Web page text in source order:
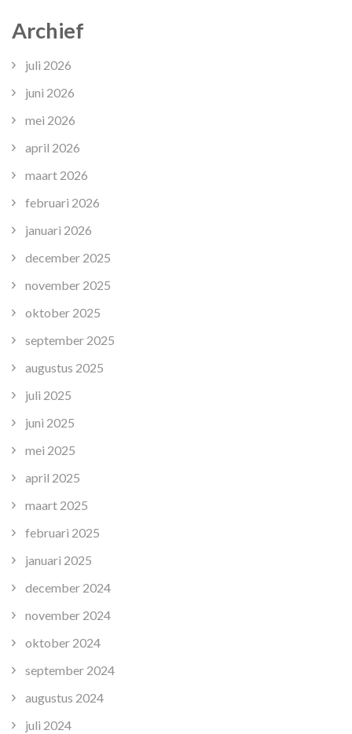
Archief
juli 2026
juni 2026
mei 2026
april 2026
maart 2026
februari 2026
januari 2026
december 2025
november 2025
oktober 2025
september 2025
augustus 2025
juli 2025
juni 2025
mei 2025
april 2025
maart 2025
februari 2025
januari 2025
december 2024
november 2024
oktober 2024
september 2024
augustus 2024
juli 2024